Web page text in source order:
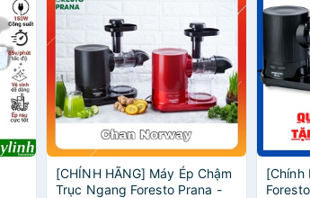
[CHÍNH HÃNG] Máy Ép Chậm
Trục Ngang Foresto Prana -
[Chính